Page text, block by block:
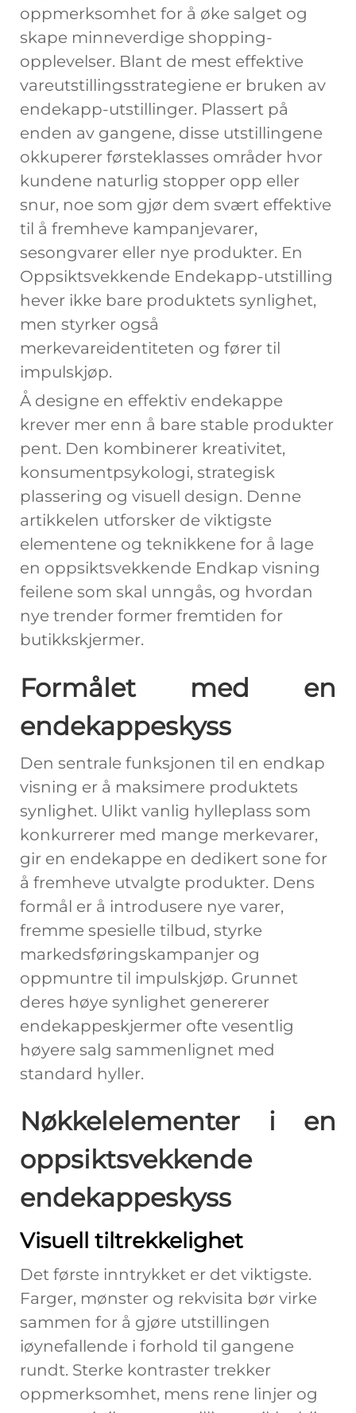
oppmerksomhet for å øke salget og
skape minneverdige shopping-
opplevelser. Blant de mest effektive
vareutstillingsstrategiene er bruken av
endekapp-utstillinger. Plassert på
enden av gangene, disse utstillingene
okkuperer førsteklasses områder hvor
kundene naturlig stopper opp eller
snur, noe som gjør dem svært effektive
til å fremheve kampanjevarer,
sesongvarer eller nye produkter. En
Oppsiktsvekkende Endekapp-utstilling
hever ikke bare produktets synlighet,
men styrker også
merkevareidentiteten og fører til
impulskjøp.
Å designe en effektiv endekappe
krever mer enn å bare stable produkter
pent. Den kombinerer kreativitet,
konsumentpsykologi, strategisk
plassering og visuell design. Denne
artikkelen utforsker de viktigste
elementene og teknikkene for å lage
en oppsiktsvekkende Endkap visning
feilene som skal unngås, og hvordan
nye trender former fremtiden for
butikkskjermer.
Formålet med en
endekappeskyss
Den sentrale funksjonen til en endkap
visning er å maksimere produktets
synlighet. Ulikt vanlig hylleplass som
konkurrerer med mange merkevarer,
gir en endekappe en dedikert sone for
å fremheve utvalgte produkter. Dens
formål er å introdusere nye varer,
fremme spesielle tilbud, styrke
markedsføringskampanjer og
oppmuntre til impulskjøp. Grunnet
deres høye synlighet genererer
endekappeskjermer ofte vesentlig
høyere salg sammenlignet med
standard hyller.
Nøkkelelementer i en
oppsiktsvekkende
endekappeskyss
Visuell tiltrekkelighet
Det første inntrykket er det viktigste.
Farger, mønster og rekvisita bør virke
sammen for å gjøre utstillingen
iøynefallende i forhold til gangene
rundt. Sterke kontraster trekker
oppmerksomhet, mens rene linjer og